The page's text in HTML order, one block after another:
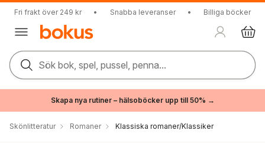
Fri frakt över 249 kr • Snabba leveranser • Billiga böcker
Sök bok, spel, pussel, penna...
Skapa nya rutiner – hälsoböcker upp till 50% →
Skönlitteratur Romaner Klassiska romaner/Klassiker